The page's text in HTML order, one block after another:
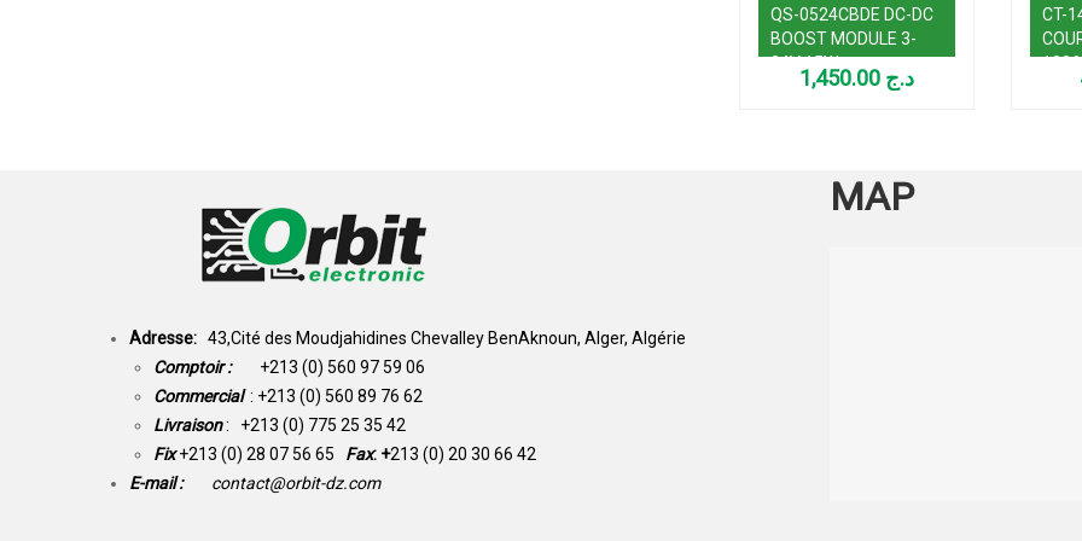
QS-0524CBDE DC-DC
BOOST MODULE 3-
34V 15W
د.ج
CT-
Adresse: 43,Cité des Moudjahidines Chevalley BenAknoun, Alger, Algérie
Comptoir : +213 (0) 560 97 59 06
Commercial : +213 (0) 560 89 76 62
Livraison: +213 (0) 775 25 35 42
Fix +213 (0) 28 07 56 65 Fax: +213 (0) 20 30 66 42
E-mail :
contact@orbit-dz.com
MAP